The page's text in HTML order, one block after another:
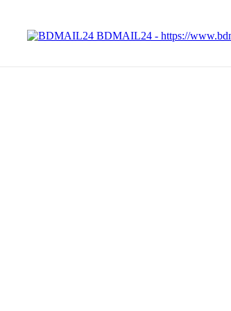
BDMAIL24 - https://